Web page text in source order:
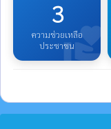
volunteer_activism
3
ความช่วยเหลือ
ประชาชน